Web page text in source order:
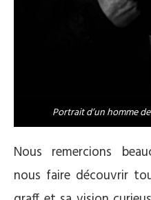
Portrait d’un homme
Nous remercions
nous faire découvrir